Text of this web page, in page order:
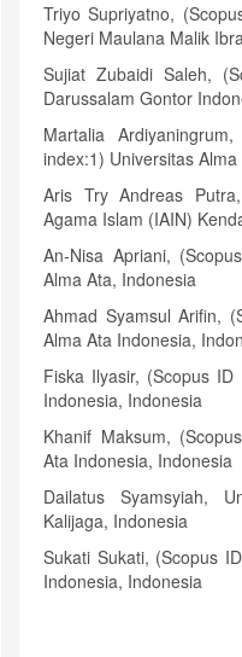
Triyo Supriyatno,
Negeri Maulana Malik
Sujiat Zubaidi Saleh,
Darussalam Gontor
Martalia
index:1) Universitas
Aris Try Andreas
Agama Islam (IAIN)
An-Nisa Apriani,
Alma Ata, Indonesia
Ahmad Syamsul Arifin,
Alma Ata Indonesia,
Fiska Ilyasir, (Scopus
Indonesia, Indonesia
Khanif Maksum,
Ata Indonesia, Indonesia
Dailatus Syamsyiah,
Kalijaga, Indonesia
Sukati Sukati, (Scopus
Indonesia, Indonesia